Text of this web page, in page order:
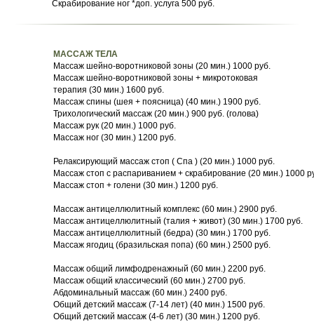
Скрабирование ног *доп. услуга 500 руб.
МАССАЖ ТЕЛА
Массаж шейно-воротниковой зоны (20 мин.) 1000 руб.
Массаж шейно-воротниковой зоны + микротоковая
терапия (30 мин.) 1600 руб.
Массаж спины (шея + поясница) (40 мин.) 1900 руб.
Трихологический массаж (20 мин.) 900 руб. (голова)
Массаж рук (20 мин.) 1000 руб.
Массаж ног (30 мин.) 1200 руб.
Релаксирующий массаж стоп ( Спа ) (20 мин.) 1000 руб.
Массаж стоп с распариванием + скрабирование (20 мин.) 1000
Массаж стоп + голени (30 мин.) 1200 руб.
Массаж антицеллюлитный комплекс (60 мин.) 2900 руб.
Массаж антицеллюлитный (талия + живот) (30 мин.) 1700 руб.
Массаж антицеллюлитный (бедра) (30 мин.) 1700 руб.
Массаж ягодиц (бразильская попа) (60 мин.) 2500 руб.
Массаж общий лимфодренажный (60 мин.) 2200 руб.
Массаж общий классический (60 мин.) 2700 руб.
Абдоминальный массаж (60 мин.) 2400 руб.
Общий детский массаж (7-14 лет) (40 мин.) 1500 руб.
Общий детский массаж (4-6 лет) (30 мин.) 1200 руб.